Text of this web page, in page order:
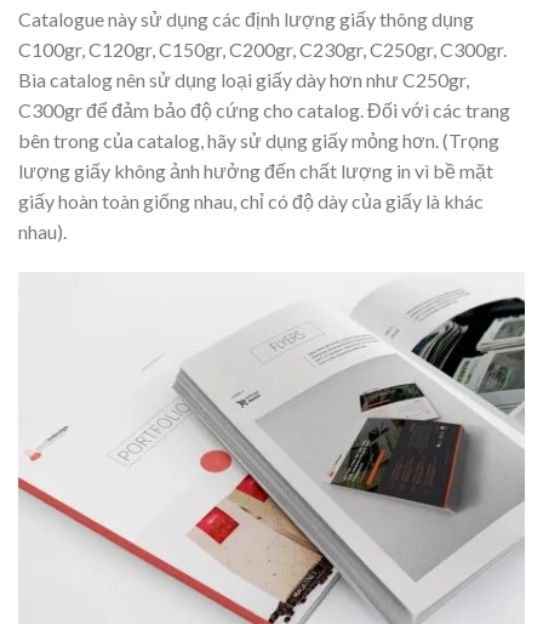
Catalogue này sử dụng các định lượng giấy thông dụng
C100gr, C120gr, C150gr, C200gr, C230gr, C250gr, C300gr.
Bìa catalog nên sử dụng loại giấy dày hơn như C250gr,
C300gr để đảm bảo độ cứng cho catalog. Đối với các trang
bên trong của catalog, hãy sử dụng giấy mỏng hơn. (Trọng
lượng giấy không ảnh hưởng đến chất lượng in vì bề mặt
giấy hoàn toàn giống nhau, chỉ có độ dày của giấy là khác
nhau).